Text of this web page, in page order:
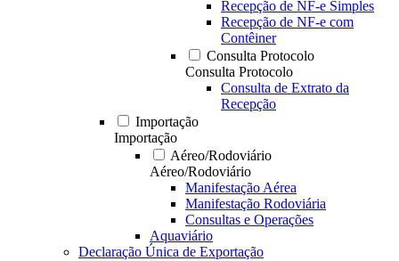
Recepção de NF-e Simples
Recepção de NF-e com
Contêiner
Consulta Protocolo
Consulta Protocolo
Consulta de Extrato da
Recepção
Importação
Importação
Aéreo/Rodoviário
Aéreo/Rodoviário
Manifestação Aérea
Manifestação Rodoviária
Consultas e Operações
Aquaviário
Declaração Única de Exportação